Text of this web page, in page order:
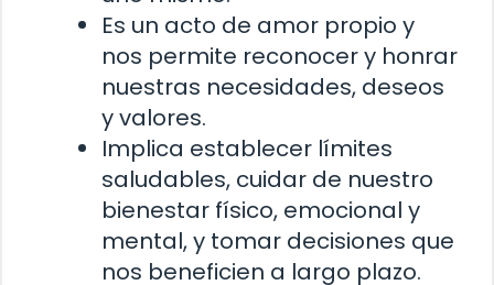
Es un acto de amor propio y
nos permite reconocer y honrar
nuestras necesidades, deseos
y valores.
Implica establecer límites
saludables, cuidar de nuestro
bienestar físico, emocional y
mental, y tomar decisiones que
nos beneficien a largo plazo.